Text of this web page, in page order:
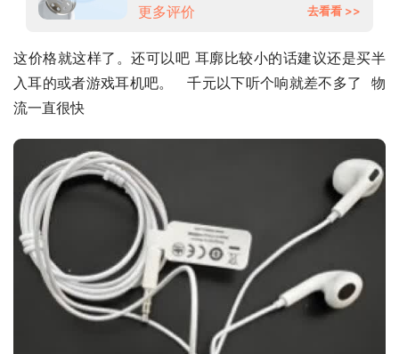
更多评价
去看看 >>
这价格就这样了。还可以吧 耳廓比较小的话建议还是买半
入耳的或者游戏耳机吧。   千元以下听个响就差不多了  物
流一直很快